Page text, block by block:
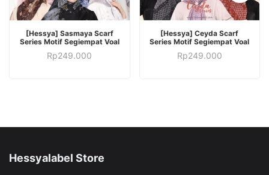
PILIH OPSI
[Hessya] Sasmaya Scarf
Series Motif Segiempat Voal
Rp249.000
PILIH OPSI
[Hessya] Ceyda Scarf
Series Motif Segiempat Voal
Rp249.000
Hessyalabel Store